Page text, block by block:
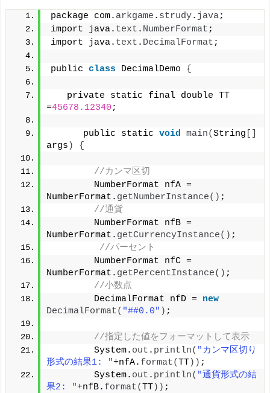
package com. arkgame . strudy. java;
import java. text . NumberFormat ;
import java. text . DecimalFormat ;
public class DecimalDemo {
   private static final double TT
=45678.12340 ;
      public static
void main(String
args ) {
//カンマ区切
        NumberFormat nfA =
NumberFormat. getNumberInstance() ;
//通貨
        NumberFormat nfB =
NumberFormat. getCurrencyInstance() ;
//パーセント
        NumberFormat nfC =
NumberFormat. getPercentInstance() ;
//小数点
        DecimalFormat nfD =
new
DecimalFormat( "##0.0" ) ;
//指定した値をフォーマットして表示
        System.
out . println( "カンマ区切り
形式の結果1: "+nfA. format(TT)) ;
        System.
out . println( "通貨形式の結
果2: "+nfB. format(TT)) ;